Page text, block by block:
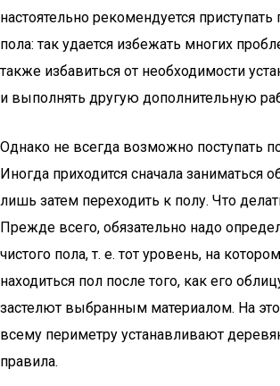
настоятельно рекомендуется приступать
пола: так удается избежать многих
также избавиться от необходимости
и выполнять другую дополнительную
Однако не всегда возможно поступать
Иногда приходится сначала заниматься
лишь затем переходить к полу. Что
Прежде всего, обязательно надо
чистого пола, т. е. тот уровень, на
находиться пол после того, как его
застелют выбранным материалом. На
всему периметру устанавливают
правила.